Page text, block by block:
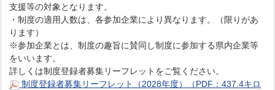
支援等の対象となります。
・制度の適用人数は、各参加企業により異なります。（限りがあ
ります）
※参加企業とは、制度の趣旨に賛同し制度に参加する県内企業等
をいいます。
詳しくは制度登録者募集リーフレットをご覧ください。
制度登録者募集リーフレット（2028年度）（PDF：437.4キロ